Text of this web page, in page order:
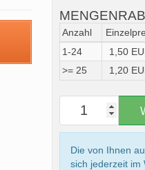
Anzahl
1-24
1,50
>= 25
1,20
Die von Ihnen
sich jederzeit im